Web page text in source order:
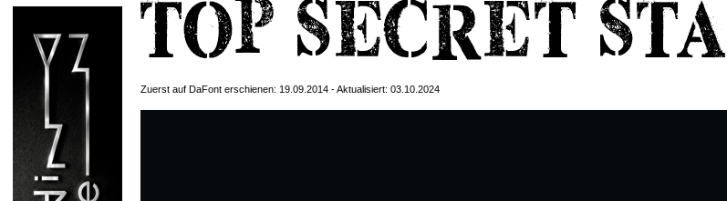
Zuerst auf DaFont erschienen: 19.09.2014 - Aktualisiert: 03.10.2024